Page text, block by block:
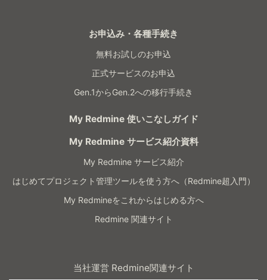
お申込み・各種手続き
無料お試しのお申込
正式サービスのお申込
Gen.1からGen.2への移行手続き
My Redmine 使いこなしガイド
My Redmine サービス紹介資料
My Redmine サービス紹介
はじめてプロジェクト管理ツールを使う方へ（Redmine超入門）
My Redmineをこれからはじめる方へ
Redmine 関連サイト
当社運営 Redmine関連サイト